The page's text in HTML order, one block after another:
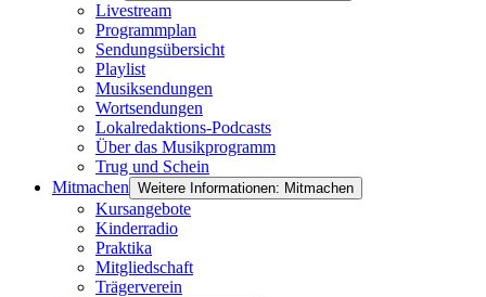
Livestream
Programmplan
Sendungsübersicht
Playlist
Musiksendungen
Wortsendungen
Lokalredaktions-Podcasts
Über das Musikprogramm
Trug und Schein
Mitmachen Weitere Informationen: Mitmachen
Kursangebote
Kinderradio
Praktika
Mitgliedschaft
Trägerverein